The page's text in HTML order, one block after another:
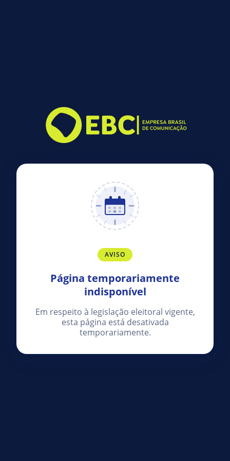
AVISO
Página temporariamente
indisponível
Em respeito à legislação eleitoral vigente,
esta página está desativada
temporariamente.